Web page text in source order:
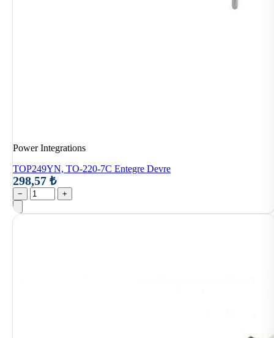
Power Integrations
TOP249YN, TO-220-7C Entegre Devre
298,57 ₺
− +